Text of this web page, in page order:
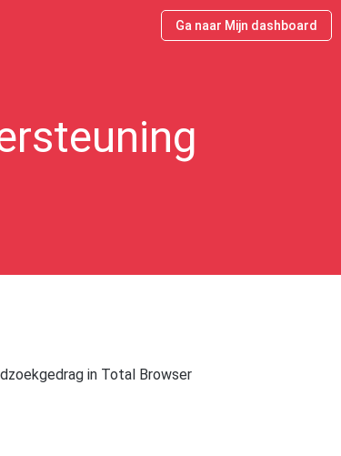
Ga naar Mijn dashboard
in Total Browser